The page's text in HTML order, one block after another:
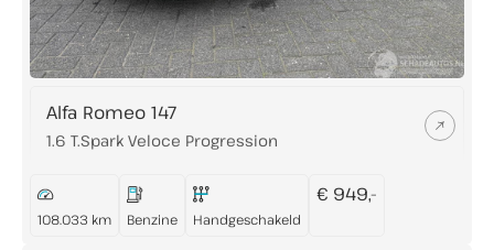
Alfa Romeo 147
1.6 T.Spark Veloce Progression
108.033 km Benzine Handgeschakeld
€ 949,-